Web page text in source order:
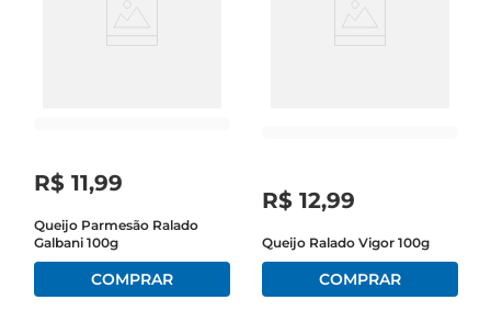
R$ 11,99
Queijo Parmesão Ralado
Galbani 100g
R$ 12,99
Queijo Ralado Vigor 100g